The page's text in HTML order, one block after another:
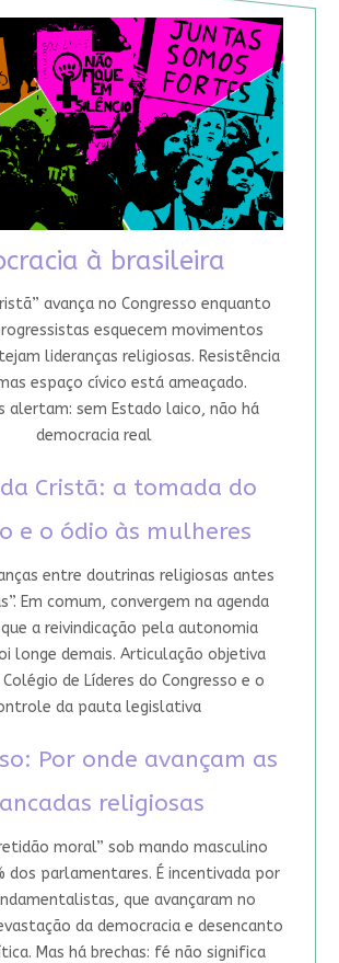
à brasileira
avança no Congresso enquanto
esquecem movimentos
lideranças religiosas. Resistência
espaço cívico está ameaçado.
alertam: sem Estado laico, não há
democracia real
Cristã: a tomada do
e o ódio às mulheres
entre doutrinas religiosas antes
Em comum, convergem na agenda
a reivindicação pela autonomia
longe demais. Articulação objetiva
de Líderes do Congresso e o
da pauta legislativa
Por onde avançam as
religiosas
moral” sob mando masculino
dos parlamentares. É incentivada por
que avançaram no
da democracia e desencanto
Mas há brechas: fé não significa